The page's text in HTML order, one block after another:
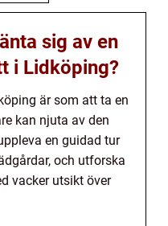
sig av en
i Lidköping?
är som att ta en
kan njuta av den
en guidad tur
och utforska
vacker utsikt över